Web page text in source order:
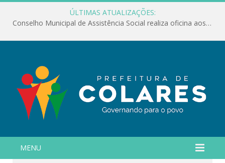
ÚLTIMAS ATUALIZAÇÕES:
Conselho Municipal de Assistência Social realiza oficina aos servidores
MENU